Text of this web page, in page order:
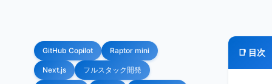
GitHub Copilot Raptor mini
Next.js フルスタック開発
📑 目次